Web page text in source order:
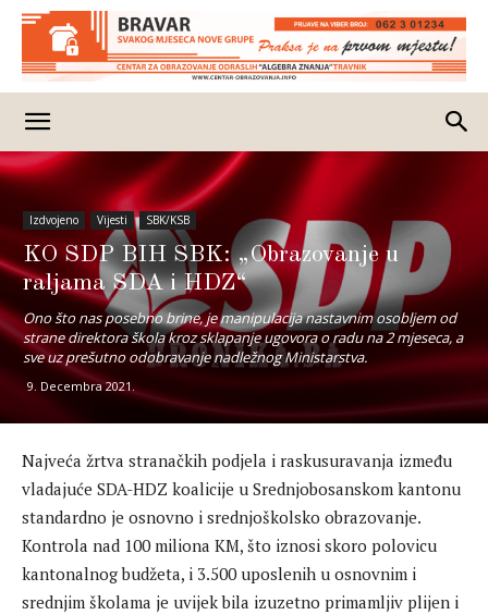
Izdvojeno Vijesti SBK/KSB
KO SDP BIH SBK: „Obrazovanje u
raljama SDA i HDZ“
Ono što nas posebno brine, je manipulacija nastavnim osobljem od
strane direktora škola kroz sklapanje ugovora o radu na 2 mjeseca, a
sve uz prešutno odobravanje nadležnog Ministarstva.
9. Decembra 2021.
Najveća žrtva stranačkih podjela i raskusuravanja između
vladajuće SDA-HDZ koalicije u Srednjobosanskom kantonu
standardno je osnovno i srednjoškolsko obrazovanje.
Kontrola nad 100 miliona KM, što iznosi skoro polovicu
kantonalnog budžeta, i 3.500 uposlenih u osnovnim i
srednjim školama je uvijek bila izuzetno primamljiv plijen i